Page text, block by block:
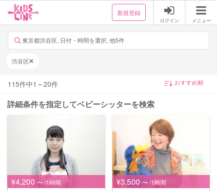
新規登録
ログイン メニュー
東京都渋谷区, 日付・時間を選択, 他5件
渋谷区
115件中1 ～20件
詳細条件を指定してベビーシッターを検索
¥4,200 〜 /1時間
¥3,500 〜 /1時間